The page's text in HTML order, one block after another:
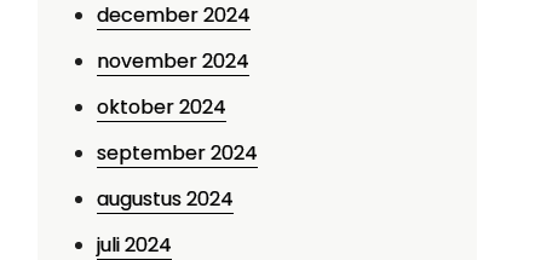
december 2024
november 2024
oktober 2024
september 2024
augustus 2024
juli 2024